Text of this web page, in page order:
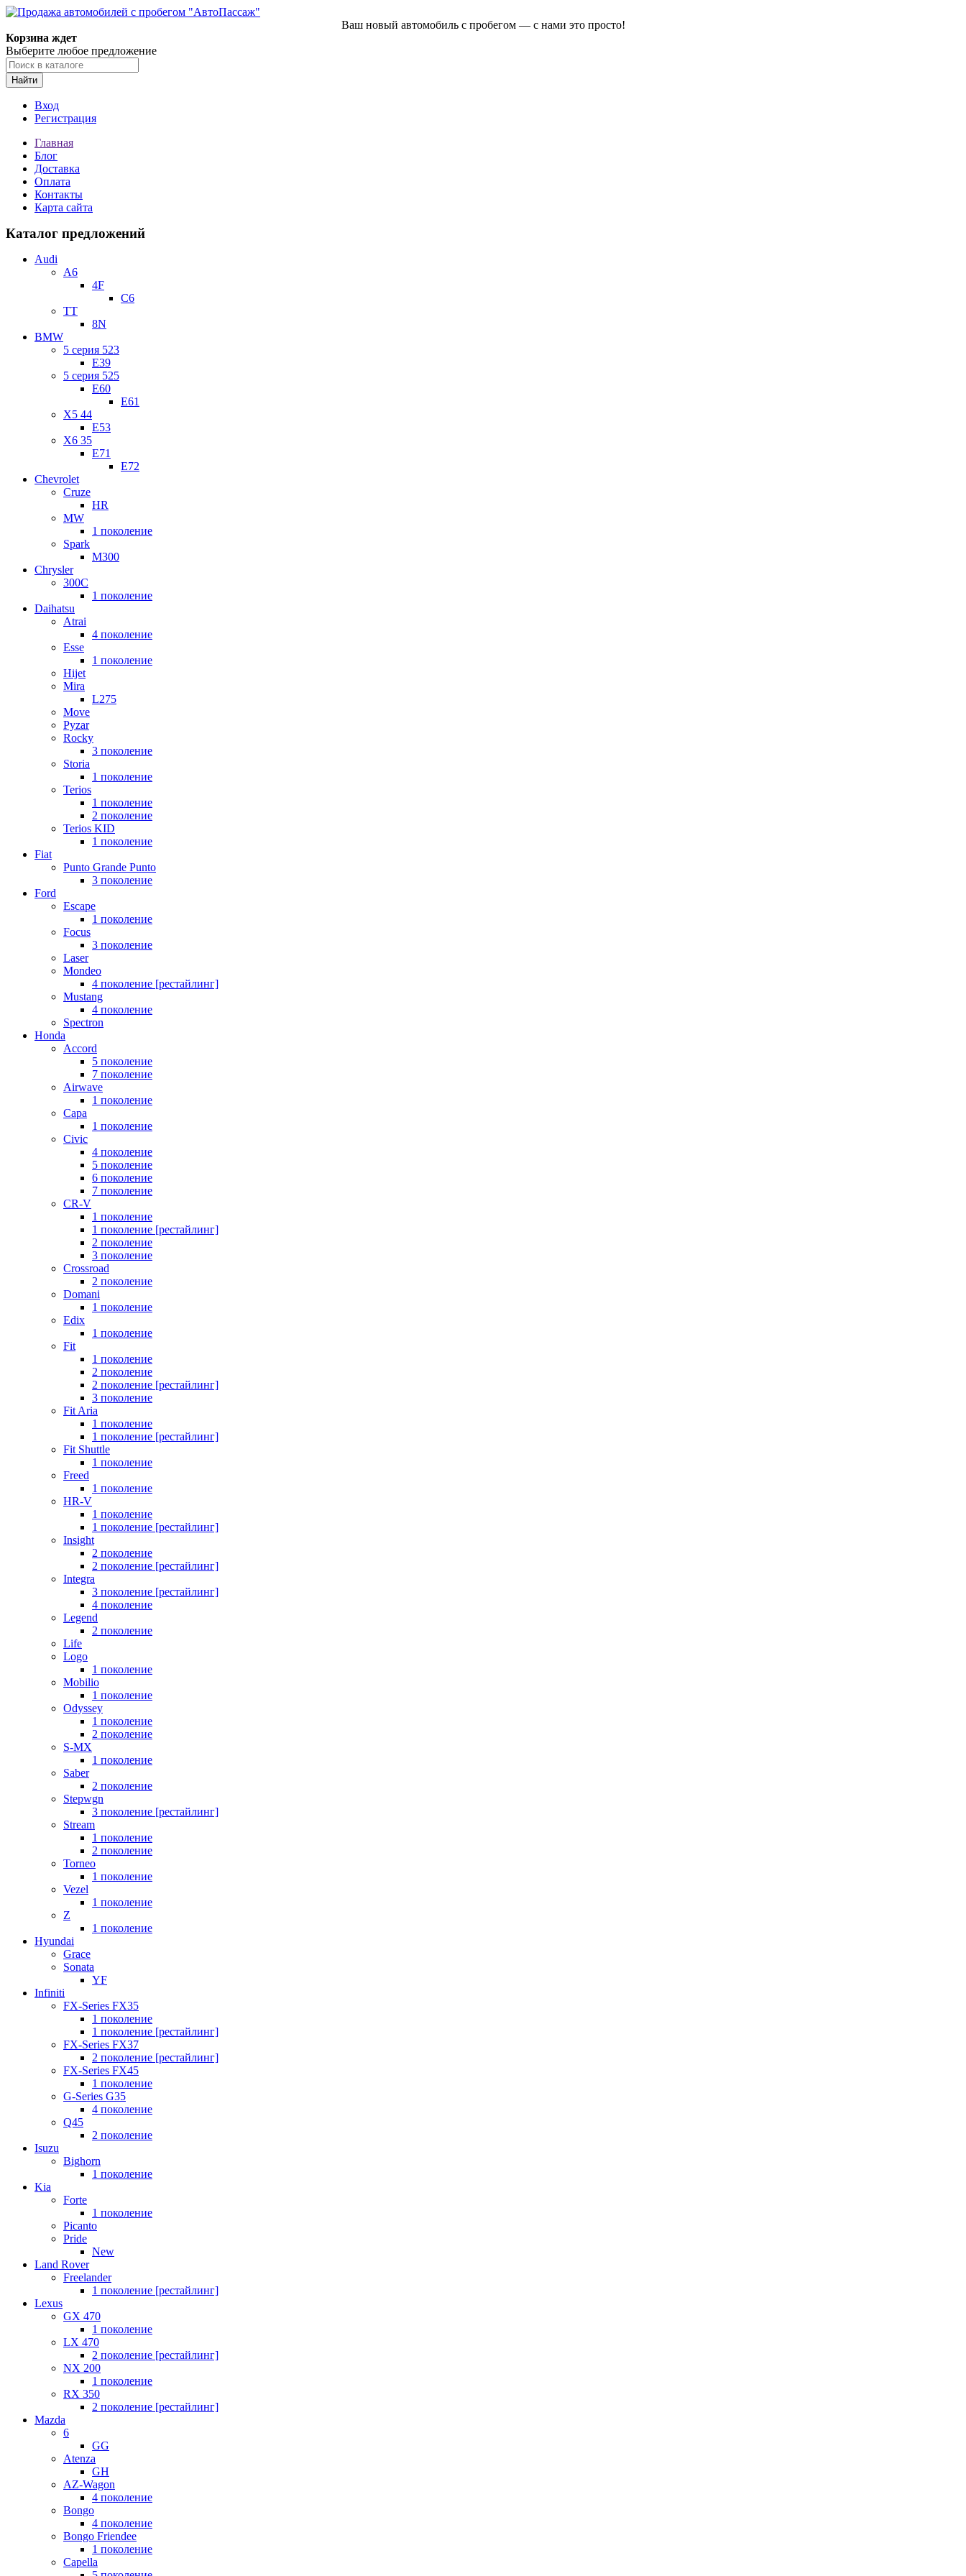
Ваш новый автомобиль с пробегом — с нами это просто!
Корзина ждет
Выберите любое предложение
Найти
Вход
Регистрация
Главная
Блог
Доставка
Оплата
Контакты
Карта сайта
Каталог предложений
Audi
A6
4F
C6
TT
8N
BMW
5 серия 523
E39
5 серия 525
E60
E61
X5 44
E53
X6 35
E71
E72
Chevrolet
Cruze
HR
MW
1 поколение
Spark
M300
Chrysler
300C
1 поколение
Daihatsu
Atrai
4 поколение
Esse
1 поколение
Hijet
Mira
L275
Move
Pyzar
Rocky
3 поколение
Storia
1 поколение
Terios
1 поколение
2 поколение
Terios KID
1 поколение
Fiat
Punto Grande Punto
3 поколение
Ford
Escape
1 поколение
Focus
3 поколение
Laser
Mondeo
4 поколение [рестайлинг]
Mustang
4 поколение
Spectron
Honda
Accord
5 поколение
7 поколение
Airwave
1 поколение
Capa
1 поколение
Civic
4 поколение
5 поколение
6 поколение
7 поколение
CR-V
1 поколение
1 поколение [рестайлинг]
2 поколение
3 поколение
Crossroad
2 поколение
Domani
1 поколение
Edix
1 поколение
Fit
1 поколение
2 поколение
2 поколение [рестайлинг]
3 поколение
Fit Aria
1 поколение
1 поколение [рестайлинг]
Fit Shuttle
1 поколение
Freed
1 поколение
HR-V
1 поколение
1 поколение [рестайлинг]
Insight
2 поколение
2 поколение [рестайлинг]
Integra
3 поколение [рестайлинг]
4 поколение
Legend
2 поколение
Life
Logo
1 поколение
Mobilio
1 поколение
Odyssey
1 поколение
2 поколение
S-MX
1 поколение
Saber
2 поколение
Stepwgn
3 поколение [рестайлинг]
Stream
1 поколение
2 поколение
Torneo
1 поколение
Vezel
1 поколение
Z
1 поколение
Hyundai
Grace
Sonata
YF
Infiniti
FX-Series FX35
1 поколение
1 поколение [рестайлинг]
FX-Series FX37
2 поколение [рестайлинг]
FX-Series FX45
1 поколение
G-Series G35
4 поколение
Q45
2 поколение
Isuzu
Bighorn
1 поколение
Kia
Forte
1 поколение
Picanto
Pride
New
Land Rover
Freelander
1 поколение [рестайлинг]
Lexus
GX 470
1 поколение
LX 470
2 поколение [рестайлинг]
NX 200
1 поколение
RX 350
2 поколение [рестайлинг]
Mazda
6
GG
Atenza
GH
AZ-Wagon
4 поколение
Bongo
4 поколение
Bongo Friendee
1 поколение
Capella